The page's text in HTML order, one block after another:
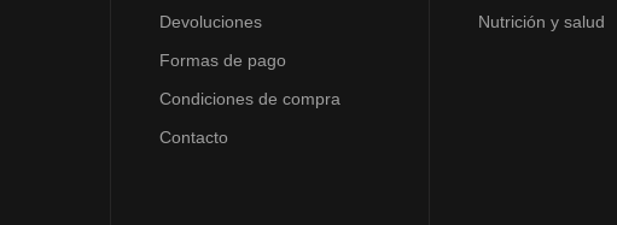
Devoluciones
Formas de pago
Condiciones de compra
Contacto
Nutrición y salud